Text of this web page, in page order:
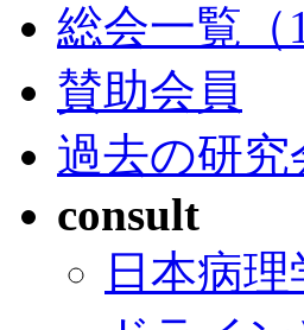
総会一覧（
賛助会員
過去の研究
consult
日本病